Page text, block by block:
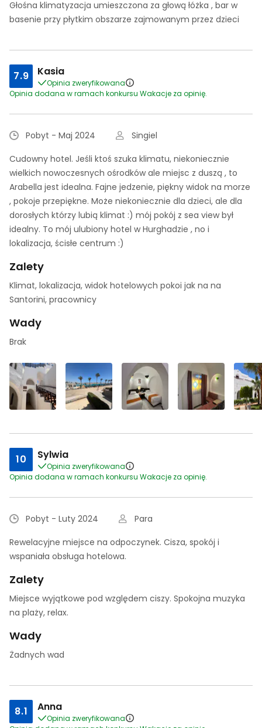
Głośna klimatyzacja umieszczona za głową łóżka , bar w
basenie przy płytkim obszarze zajmowanym przez dzieci
7.9 Kasia
Opinia zweryfikowana
Opinia dodana w ramach konkursu Wakacje za opinię.
Pobyt - Maj 2024
Singiel
Cudowny hotel. Jeśli ktoś szuka klimatu, niekoniecznie
wielkich nowoczesnych ośrodków ale miejsc z duszą , to
Arabella jest idealna. Fajne jedzenie, piękny widok na morze
, pokoje przepiękne. Może niekoniecznie dla dzieci, ale dla
dorosłych którzy lubią klimat :) mój pokój z sea view był
idealny. To mój ulubiony hotel w Hurghadzie , no i
lokalizacja, ścisłe centrum :)
Zalety
Klimat, lokalizacja, widok hotelowych pokoi jak na na
Santorini, pracownicy
Wady
Brak
10 Sylwia
Opinia zweryfikowana
Opinia dodana w ramach konkursu Wakacje za opinię.
Pobyt - Luty 2024
Para
Rewelacyjne miejsce na odpoczynek. Cisza, spokój i
wspaniała obsługa hotelowa.
Zalety
Miejsce wyjątkowe pod względem ciszy. Spokojna muzyka
na plaży, relax.
Wady
Żadnych wad
8.1 Anna
Opinia zweryfikowana